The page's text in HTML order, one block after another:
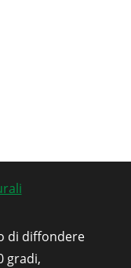
di diffondere
gradi,